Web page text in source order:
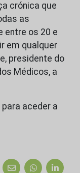
crónica que
as
entre os 20 e
em qualquer
presidente do
Médicos, a
para aceder a